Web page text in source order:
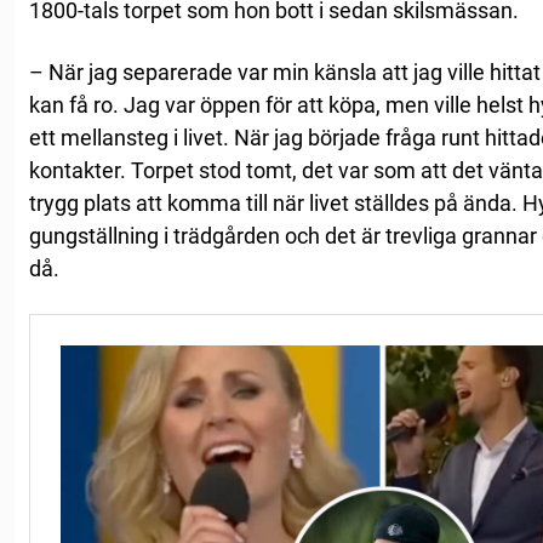
1800-tals torpet som hon bott i sedan skilsmässan.
– När jag separerade var min känsla att jag ville
kan få ro. Jag var öppen för att köpa, men ville helst
ett mellansteg i livet. När jag började fråga runt
kontakter. Torpet stod tomt, det var som att det
trygg plats att komma till när livet ställdes på ända.
gungställning i trädgården och det är trevliga
då.